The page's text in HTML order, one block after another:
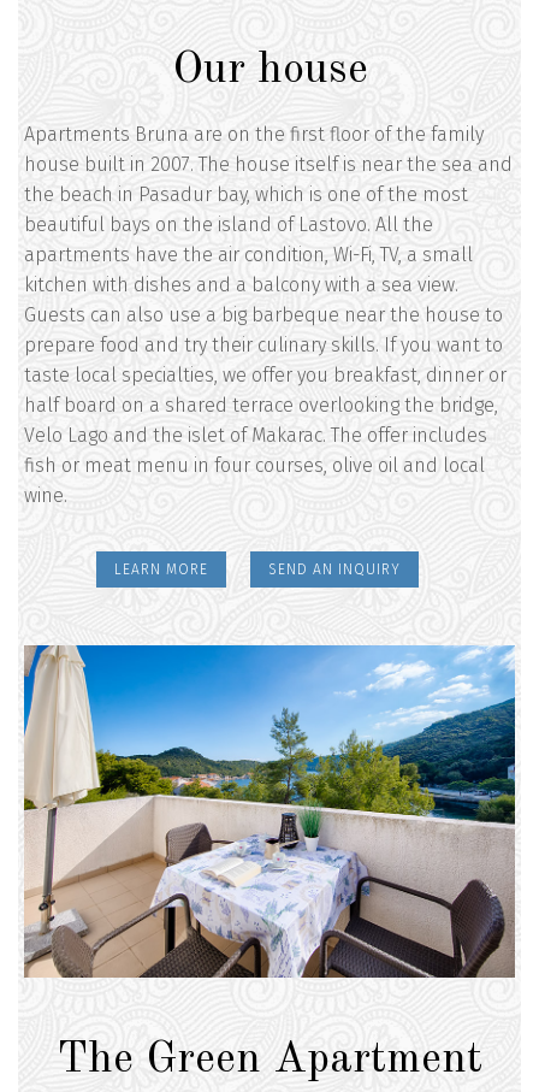
Our house
Apartments Bruna are on the first floor of the family
house built in 2007. The house itself is near the sea and
the beach in Pasadur bay, which is one of the most
beautiful bays on the island of Lastovo. All the
apartments have the air condition, Wi-Fi, TV, a small
kitchen with dishes and a balcony with a sea view.
Guests can also use a big barbeque near the house to
prepare food and try their culinary skills. If you want to
taste local specialties, we offer you breakfast, dinner or
half board on a shared terrace overlooking the bridge,
Velo Lago and the islet of Makarac. The offer includes
fish or meat menu in four courses, olive oil and local
wine.
LEARN MORE SEND AN INQUIRY
The Green Apartment